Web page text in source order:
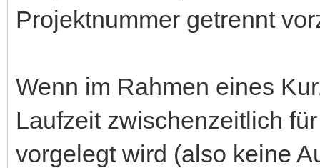
Projektnummer getrennt
Wenn im Rahmen eines
Laufzeit zwischenzeitlich
vorgelegt wird (also keine